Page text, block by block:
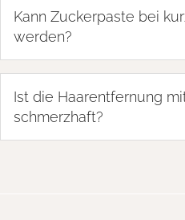
Kann Zuckerpaste bei
werden?
Ist die Haarentfernung
schmerzhaft?